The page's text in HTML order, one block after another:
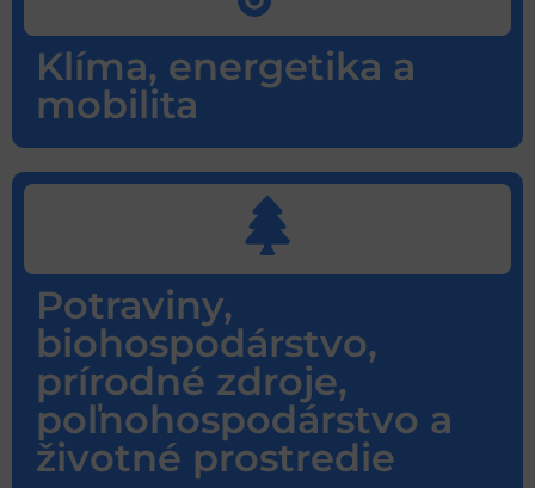
Klíma, energetika a
mobilita
Potraviny,
biohospodárstvo,
prírodné zdroje,
poľnohospodárstvo a
životné prostredie